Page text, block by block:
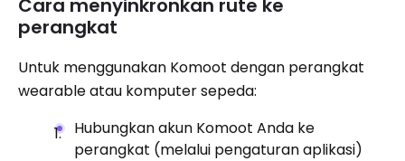
Cara menyinkronkan rute ke
perangkat
Untuk menggunakan Komoot dengan perangkat
wearable atau komputer sepeda:
Hubungkan akun Komoot Anda ke
perangkat (melalui pengaturan aplikasi)